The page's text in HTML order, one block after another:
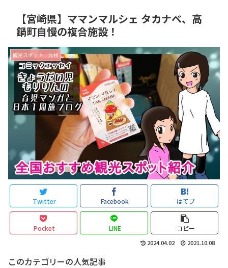
【宮崎県】ママンマルシェ タカナベ、高
鍋町自慢の複合施設！
観光スポット 九州
Twitter Facebook はてブ
Pocket LINE コピー
2024.04.02 2021.10.08
このカテゴリーの人気記事